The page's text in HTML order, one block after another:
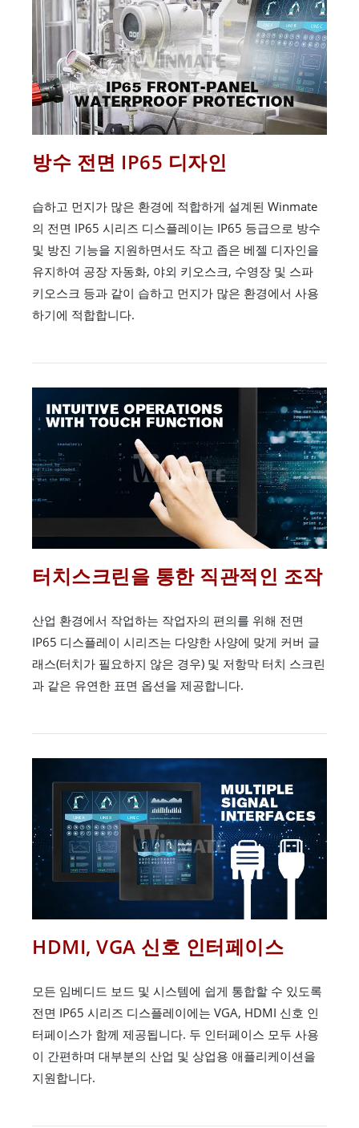
방수 전면 IP65 디자인
습하고 먼지가 많은 환경에 적합하게 설계된 Winmate
의 전면 IP65 시리즈 디스플레이는 IP65 등급으로 방수
및 방진 기능을 지원하면서도 작고 좁은 베젤 디자인을
유지하여 공장 자동화, 야외 키오스크, 수영장 및 스파
키오스크 등과 같이 습하고 먼지가 많은 환경에서 사용
하기에 적합합니다.
터치스크린을 통한 직관적인 조작
산업 환경에서 작업하는 작업자의 편의를 위해 전면
IP65 디스플레이 시리즈는 다양한 사양에 맞게 커버 글
래스(터치가 필요하지 않은 경우) 및 저항막 터치 스크린
과 같은 유연한 표면 옵션을 제공합니다.
HDMI, VGA 신호 인터페이스
모든 임베디드 보드 및 시스템에 쉽게 통합할 수 있도록
전면 IP65 시리즈 디스플레이에는 VGA, HDMI 신호 인
터페이스가 함께 제공됩니다. 두 인터페이스 모두 사용
이 간편하며 대부분의 산업 및 상업용 애플리케이션을
지원합니다.